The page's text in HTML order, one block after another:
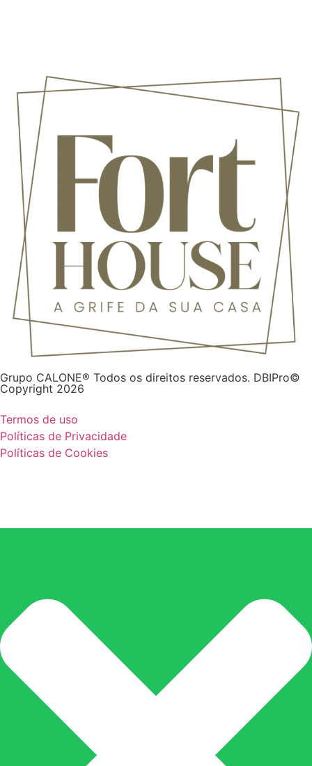
Grupo CALONE® Todos os direitos reservados. DBIPro©
Copyright 2026
Termos de uso
Políticas de Privacidade
Políticas de Cookies